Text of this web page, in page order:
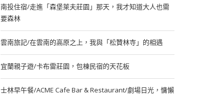
南投住宿/走進「森堡萊夫莊園」那天，我才知道大人也需
要森林
雲南旅記/在雲南的高原之上，我與「松贊林寺」的相遇
宜蘭親子遊/卡布雷莊園，包棟民宿的天花板
士林早午餐/ACME Cafe Bar & Restaurant/劇場日光，慵懶